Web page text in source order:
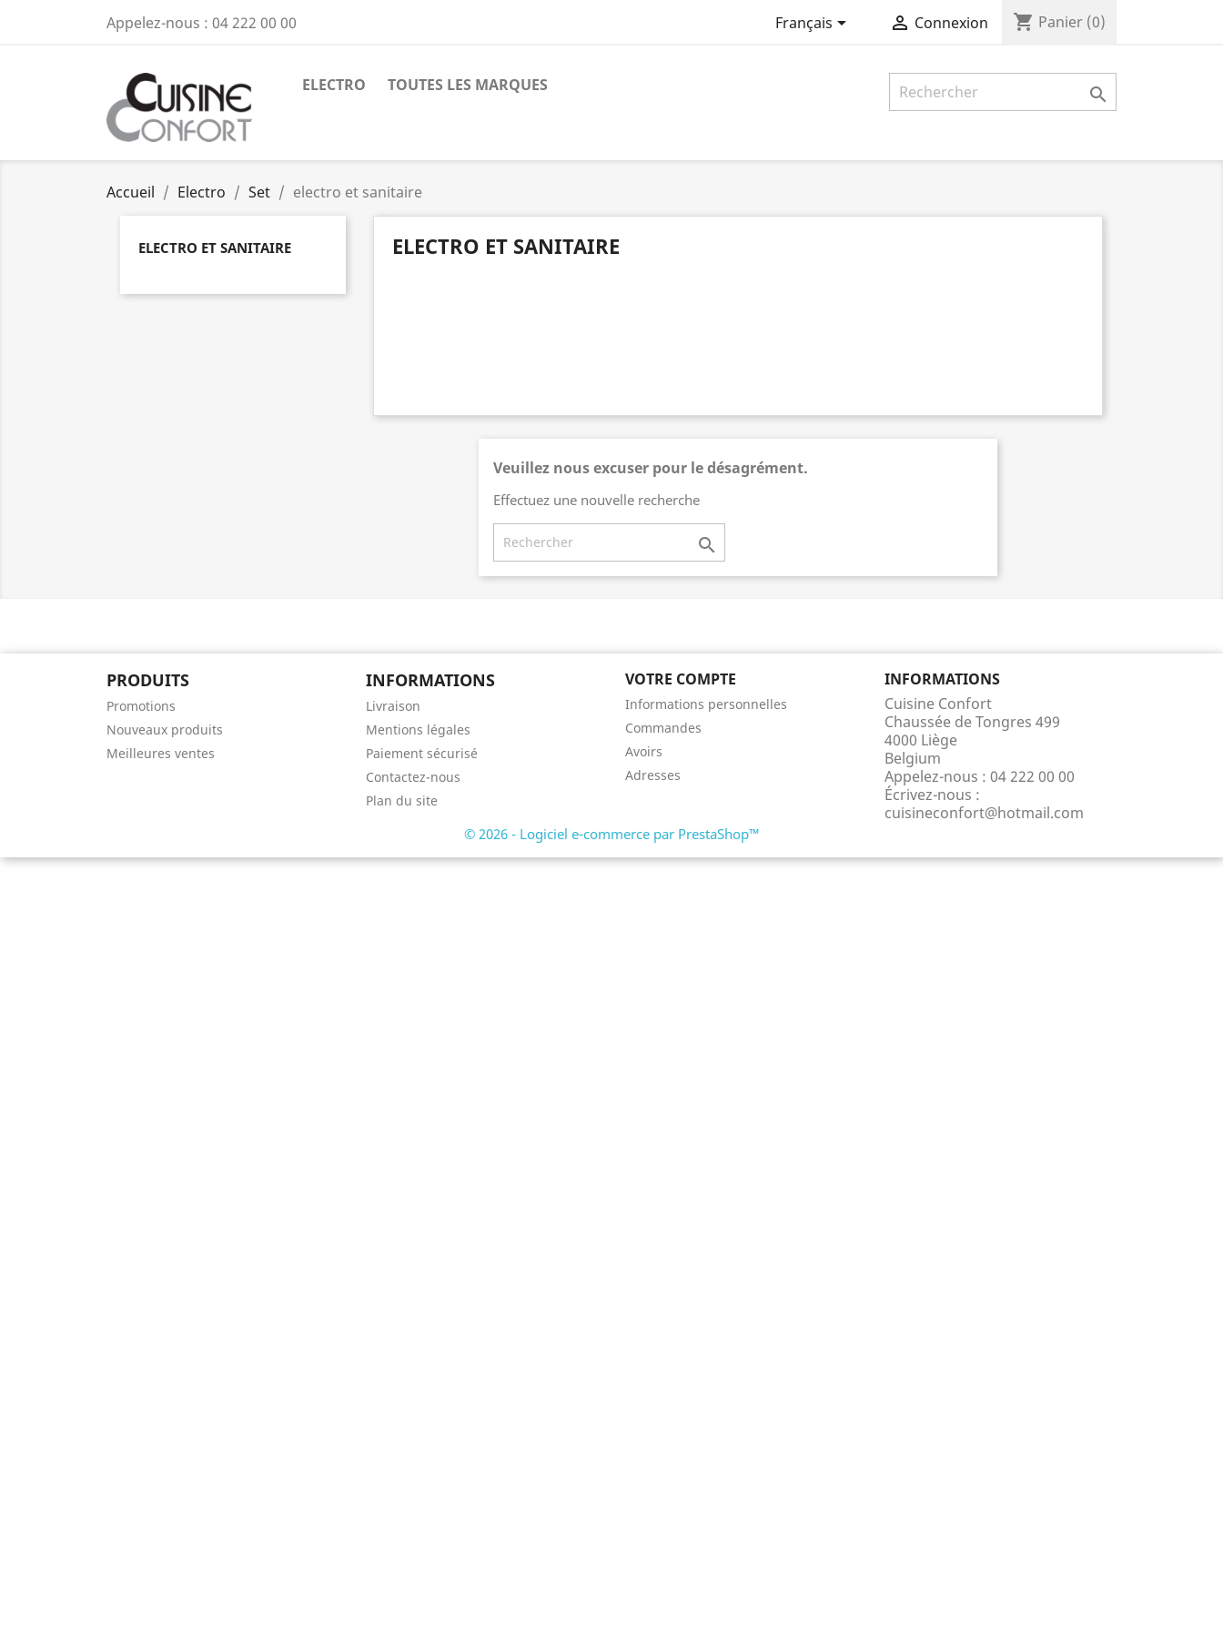
Appelez-nous : 04 222 00 00 Français  Connexion shopping_cart Panier (0)
ELECTRO TOUTES LES MARQUES 
Accueil Electro Set electro et sanitaire
ELECTRO ET SANITAIRE ELECTRO ET SANITAIRE
Veuillez nous excuser pour le désagrément.
Effectuez une nouvelle recherche

PRODUITS
Promotions
Nouveaux produits
Meilleures ventes
INFORMATIONS
Livraison
Mentions légales
Paiement sécurisé
Contactez-nous
Plan du site
VOTRE COMPTE
Informations personnelles
Commandes
Avoirs
Adresses
INFORMATIONS
Cuisine Confort
Chaussée de Tongres 499
4000 Liège
Belgium
Appelez-nous : 04 222 00 00
Écrivez-nous :
cuisineconfort@hotmail.com
© 2026 - Logiciel e-commerce par PrestaShop™